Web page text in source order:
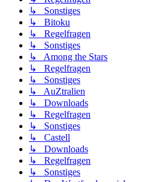
↳ Sonstiges
↳ Bitoku
↳ Regelfragen
↳ Sonstiges
↳ Among the Stars
↳ Regelfragen
↳ Sonstiges
↳ AuZtralien
↳ Downloads
↳ Regelfragen
↳ Sonstiges
↳ Castell
↳ Downloads
↳ Regelfragen
↳ Sonstiges